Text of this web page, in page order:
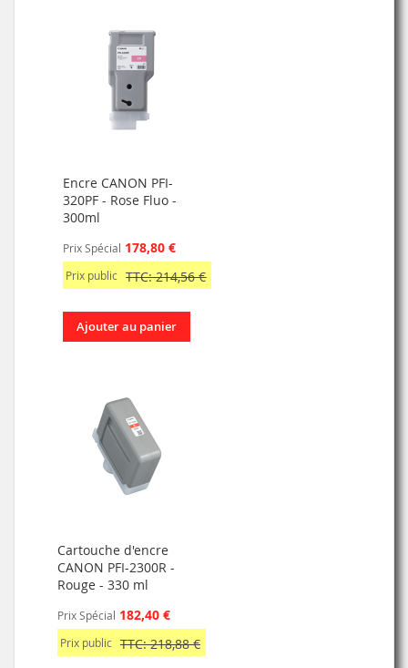
Encre CANON PFI-
320PF - Rose Fluo -
300ml
Prix Spécial 178,80 €
Prix public TTC: 214,56 €
Ajouter au panier
Cartouche d'encre
CANON PFI-2300R -
Rouge - 330 ml
Prix Spécial 182,40 €
Prix public TTC: 218,88 €